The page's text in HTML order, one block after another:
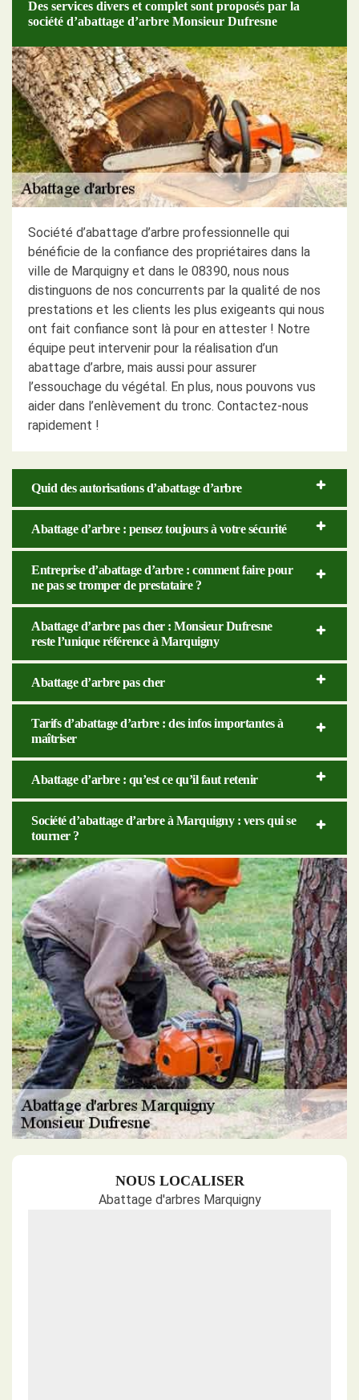
Des services divers et complet sont proposés par la
société d’abattage d’arbre Monsieur Dufresne
Société d’abattage d’arbre professionnelle qui
bénéficie de la confiance des propriétaires dans la
ville de Marquigny et dans le 08390, nous nous
distinguons de nos concurrents par la qualité de nos
prestations et les clients les plus exigeants qui nous
ont fait confiance sont là pour en attester ! Notre
équipe peut intervenir pour la réalisation d’un
abattage d’arbre, mais aussi pour assurer
l’essouchage du végétal. En plus, nous pouvons vus
aider dans l’enlèvement du tronc. Contactez-nous
rapidement !
Quid des autorisations d’abattage d’arbre
Abattage d’arbre : pensez toujours à votre sécurité
Entreprise d’abattage d’arbre : comment faire pour
ne pas se tromper de prestataire ?
Abattage d’arbre pas cher : Monsieur Dufresne
reste l’unique référence à Marquigny
Abattage d’arbre pas cher
Tarifs d’abattage d’arbre : des infos importantes à
maîtriser
Abattage d’arbre : qu’est ce qu’il faut retenir
Société d’abattage d’arbre à Marquigny : vers qui se
tourner ?
NOUS LOCALISER
Abattage d'arbres Marquigny